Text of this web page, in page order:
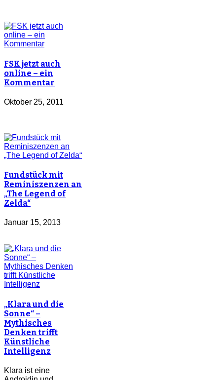
FSK jetzt auch
online – ein
Kommentar
Oktober 25, 2011
Fundstück mit
Reminiszenzen an
„The Legend of
Zelda“
Januar 15, 2013
„Klara und die
Sonne“ –
Mythisches
Denken trifft
Künstliche
Intelligenz
Klara ist eine